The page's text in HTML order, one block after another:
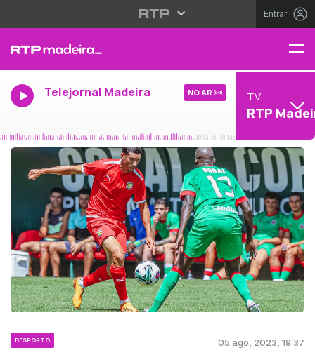
Entrar
Telejornal Madeira NO AR TV
RTP
DESPORTO 05 ago, 2023, 19:37